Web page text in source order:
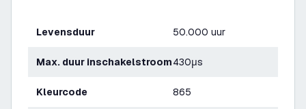
Levensduur 50.000 uur
Max. duur inschakelstroom430μs
Kleurcode 865